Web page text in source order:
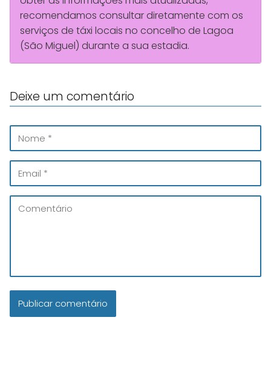
recomendamos consultar diretamente com os
serviços de táxi locais no concelho de Lagoa
(São Miguel) durante a sua estadia.
Deixe um comentário